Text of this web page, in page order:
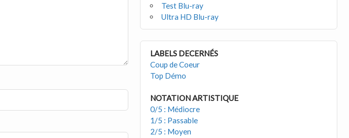
Test Blu-ray
Ultra HD Blu-ray
LABELS DECERNÉS
Coup de Coeur
Top Démo
NOTATION ARTISTIQUE
0/5 : Médiocre
1/5 : Passable
2/5 : Moyen